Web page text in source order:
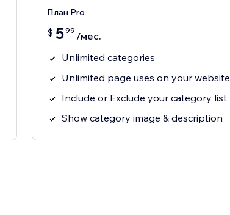
План Pro
$ 599 /мес.
Unlimited categories
Unlimited page uses on your website
Include or Exclude your category list
Show category image & description